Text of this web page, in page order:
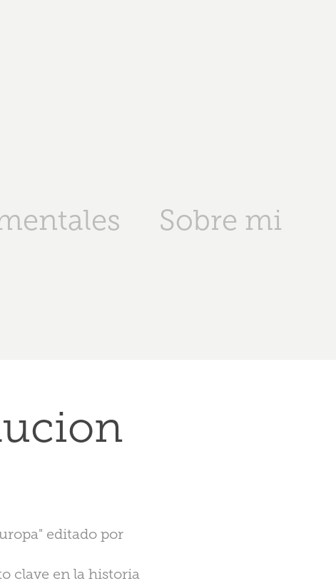
Sobre mi
editado por
clave en la historia